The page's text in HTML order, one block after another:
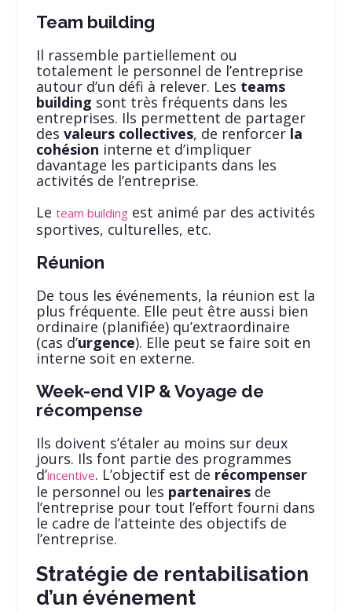
Team building
Il rassemble partiellement ou
totalement le personnel de l’entreprise
autour d’un défi à relever. Les teams
building sont très fréquents dans les
entreprises. Ils permettent de partager
des valeurs collectives, de renforcer la
cohésion interne et d’impliquer
davantage les participants dans les
activités de l’entreprise.
Le team buildingest animé par des activités
sportives, culturelles, etc.
Réunion
De tous les événements, la réunion est la
plus fréquente. Elle peut être aussi bien
ordinaire (planifiée) qu’extraordinaire
(cas d’urgence). Elle peut se faire soit en
interne soit en externe.
Week-end VIP & Voyage de
récompense
Ils doivent s’étaler au moins sur deux
jours. Ils font partie des programmes
d’incentive. L’objectif est de récompenser
le personnel ou les partenairesde
l’entreprise pour tout l’effort fourni dans
le cadre de l’atteinte des objectifs de
l’entreprise.
Stratégie de rentabilisation
d’un événement